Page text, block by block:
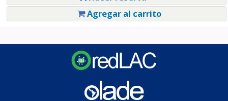
Agregar al carrito